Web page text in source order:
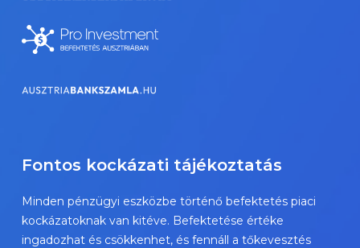
Fontos kockázati tájékoztatás
Minden pénzügyi eszközbe történő befektetés piaci
kockázatoknak van kitéve. Befektetése értéke
ingadozhat és csökkenhet, és fennáll a tőkevesztés